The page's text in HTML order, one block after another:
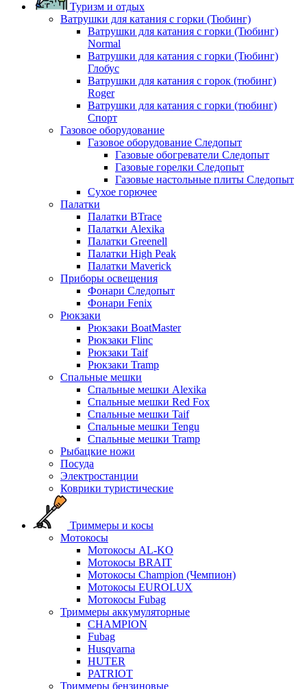
Туризм и отдых
Ватрушки для катания с горки (Тюбинг)
Ватрушки для катания с горки (Тюбинг)
Normal
Ватрушки для катания с горки (Тюбинг)
Глобус
Ватрушки для катания с горок (тюбинг)
Roger
Ватрушки для катания с горки (тюбинг)
Спорт
Газовое оборудование
Газовое оборудование Следопыт
Газовые обогреватели Следопыт
Газовые горелки Следопыт
Газовые настольные плиты Следопыт
Сухое горючее
Палатки
Палатки BTrace
Палатки Alexika
Палатки Greenell
Палатки High Peak
Палатки Maverick
Приборы освещения
Фонари Следопыт
Фонари Fenix
Рюкзаки
Рюкзаки BoatMaster
Рюкзаки Flinc
Рюкзаки Taif
Рюкзаки Tramp
Спальные мешки
Спальные мешки Alexika
Спальные мешки Red Fox
Спальные мешки Taif
Спальные мешки Tengu
Спальные мешки Tramp
Рыбацкие ножи
Посуда
Электростанции
Коврики туристические
Триммеры и косы
Мотокосы
Мотокосы AL-KO
Мотокосы BRAIT
Мотокосы Champion (Чемпион)
Мотокосы EUROLUX
Мотокосы Fubag
Триммеры аккумуляторные
CHAMPION
Fubag
Husqvarna
HUTER
PATRIOT
Триммеры бензиновые